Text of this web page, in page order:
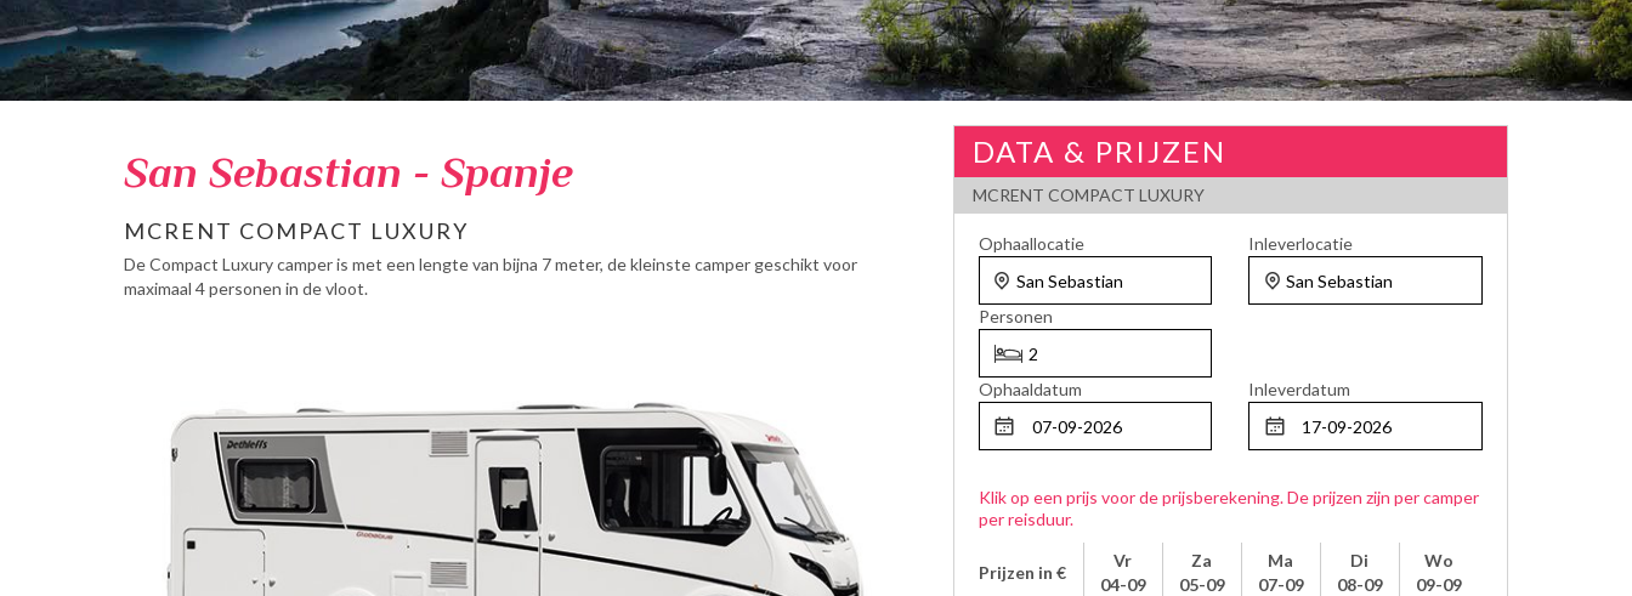
San Sebastian - Spanje
MCRENT COMPACT LUXURY
De Compact Luxury camper is met een lengte van bijna 7 meter, de kleinste camper geschikt voor
maximaal 4 personen in de vloot.
DATA & PRIJZEN
MCRENT COMPACT LUXURY
Ophaallocatie Inleverlocatie
Personen
Ophaaldatum Inleverdatum
Klik op een prijs voor de prijsberekening. De prijzen zijn per camper
per reisduur.
Prijzen in €
Vr
04-09
Za
05-09
Ma
07-09
Di
08-09
Wo
09-09